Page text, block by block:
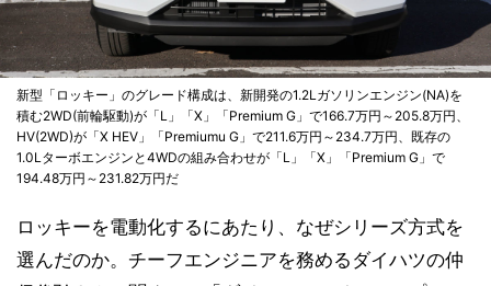
新型「ロッキー」のグレード構成は、新開発の1.2Lガソリンエンジン(NA)を
積む2WD(前輪駆動)が「L」「X」「Premium G」で166.7万円～205.8万円、
HV(2WD)が「X HEV」「Premiumu G」で211.6万円～234.7万円、既存の
1.0Lターボエンジンと4WDの組み合わせが「L」「X」「Premium G」で
194.48万円～231.82万円だ
ロッキーを電動化するにあたり、なぜシリーズ方式を
選んだのか。チーフエンジニアを務めるダイハツの仲